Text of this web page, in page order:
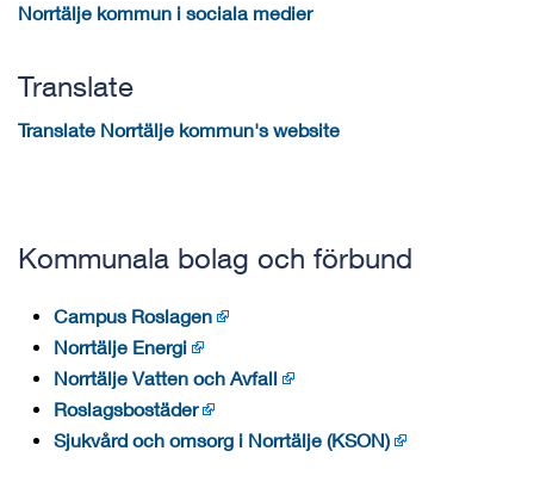
Norrtälje kommun i sociala medier
Translate
Translate Norrtälje kommun's website
Kommunala bolag och förbund
Campus Roslagen
Norrtälje Energi
Norrtälje Vatten och Avfall
Roslagsbostäder
Sjukvård och omsorg i Norrtälje (KSON)